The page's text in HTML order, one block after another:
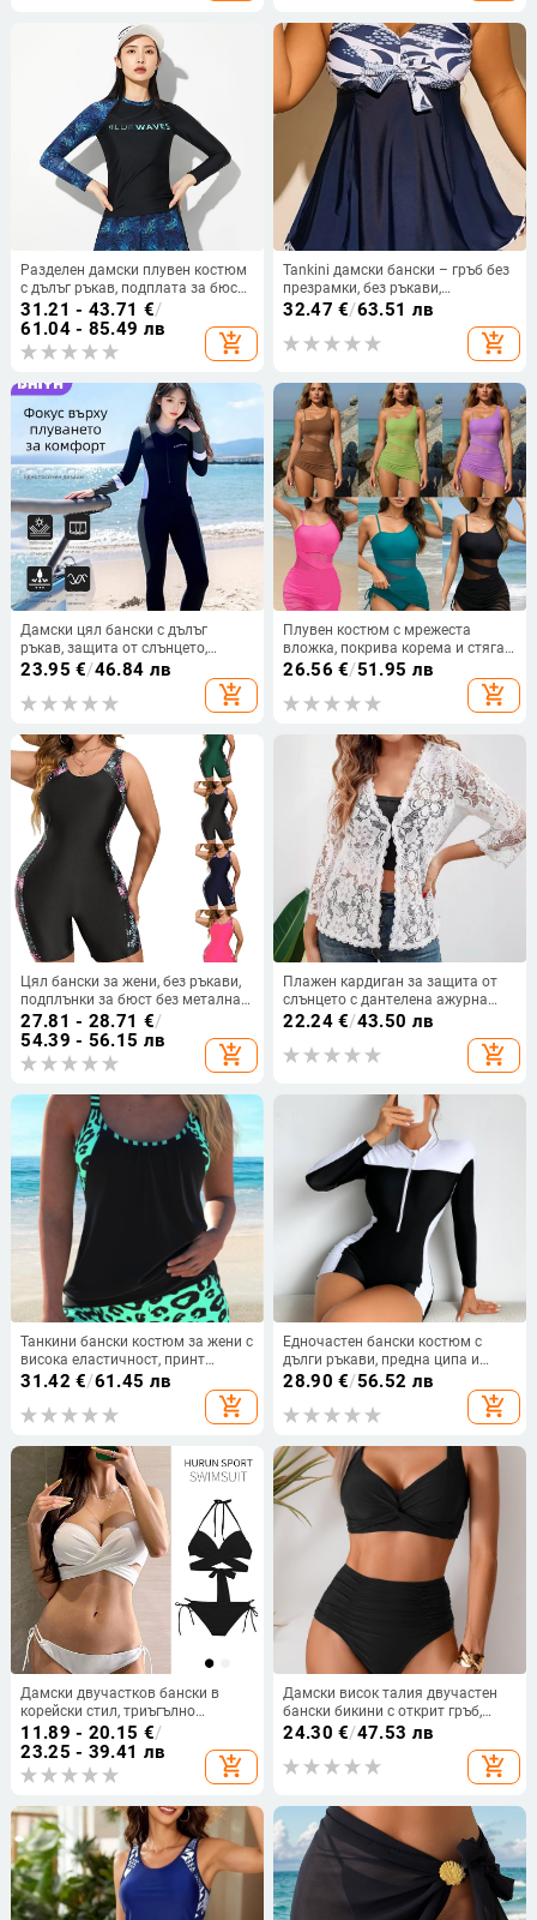
Разделен дамски плувен костюм
с дълъг ръкав, подплата за бюст,
бързосъхнещ и слънцезащитен;
марка Sabolay/Shark Baolai;
нейлон-спандекс 80/20
31.21 - 43.71 €/
61.04 - 85.49 лв
add_shopping_cart
Tankini дамски бански – гръб без
презрамки, без ръкави,
подплатени чашки и без метална
подплата
32.47 €/63.51 лв
add_shopping_cart
Дамски цял бански с дълъг
ръкав, защита от слънцето,
патчворк, бързосъхнещ
23.95 €/46.84 лв
add_shopping_cart
Плувен костюм с мрежеста
вложка, покрива корема и стяга
талията, с регулираща връзка
26.56 €/51.95 лв
add_shopping_cart
Цял бански за жени, без ръкави,
подплънки за бюст без метална
опора, 82% полиестер, подплата
100% полиестер
27.81 - 28.71 €/
54.39 - 56.15 лв
add_shopping_cart
Плажен кардиган за защита от
слънцето с дантелена ажурна
мрежа, UPF30+, 3/4 ръкав,
22.24€/43.50 лв
add_shopping_cart
Танкини бански костюм за жени с
висока еластичност, принт
дизайн, полиестерна материя,
31.42 €/61.45 лв
add_shopping_cart
Едночастен бански костюм с
дълги ръкави, предна ципа и
тесен консервативен стил; плат
полиестер с 18% еластан; тегло
28.90 €/56.52 лв
add_shopping_cart
Дамски двучастков бански в
корейски стил, триъгълно
горнище, push-up с метална
опора и твърди чашки, подходящ
за ваканционни курорти и спа
11.89 - 20.15 €/
23.25 - 39.41 лв
add_shopping_cart
Дамски висок талия двучастен
бански бикини с открит гръб,
подплънки за бюст и без банели;
здрав нейлонов плат, подплата
полиестер със 20% спандекс
24.30 €/47.53 лв
add_shopping_cart